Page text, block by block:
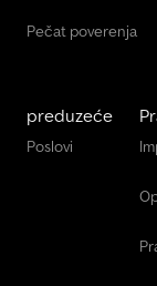
kupovine.
Pečat poverenja
preduzeće
Poslovi